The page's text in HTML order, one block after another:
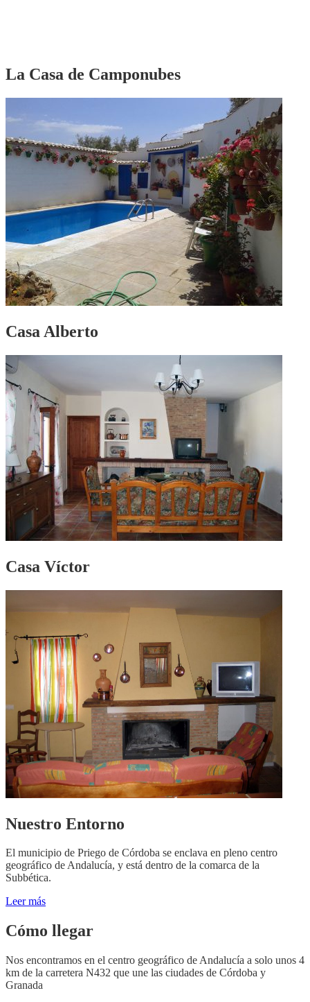
La Casa de Camponubes
Casa Alberto
Casa Víctor
Nuestro Entorno
El municipio de Priego de Córdoba se enclava en pleno centro
geográfico de Andalucía, y está dentro de la comarca de la
Subbética.
Leer más
Cómo llegar
Nos encontramos en el centro geográfico de Andalucía a solo unos 4
km de la carretera N432 que une las ciudades de Córdoba y
Granada